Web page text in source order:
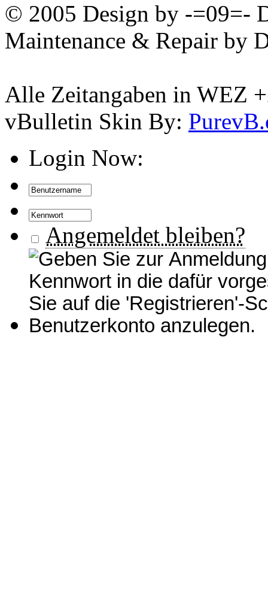
© 2005 Design by -=09=-
Maintenance & Repair by
Alle Zeitangaben in WEZ
vBulletin Skin By:
Login Now:
Angemeldet bleiben?